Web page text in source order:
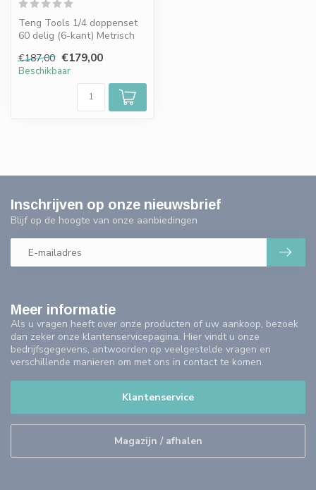
Teng Tools 1/4 doppenset
60 delig (6-kant) Metrisch
€187,00 €179,00
Beschikbaar
Meer informatie
Als u vragen heeft over onze producten of uw aankoop, bezoek
dan zeker onze klantenservicepagina. Hier vindt u onze
bedrijfsgegevens, antwoorden op veelgestelde vragen en
verschillende manieren om met ons in contact te komen.
Klantenservice
Magazijn / afhalen
Inschrijven op onze nieuwsbrief
Blijf op de hoogte van onze aanbiedingen